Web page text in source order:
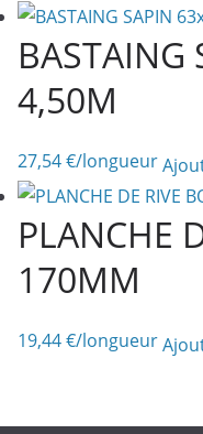
BASTAING
4,50M
27,54€/longueur
PLANCHE
170MM
19,44€/longueur